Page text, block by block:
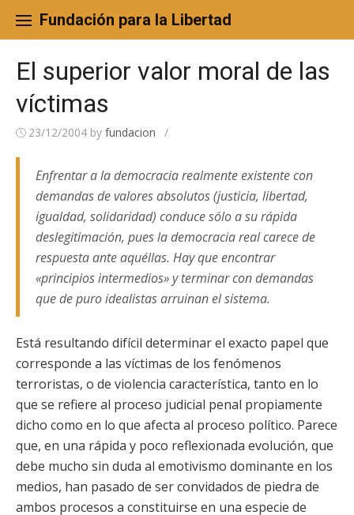
content
Fundación para la Libertad
El superior valor moral de las
víctimas
23/12/2004 by fundacion /
Enfrentar a la democracia realmente existente con
demandas de valores absolutos (justicia, libertad,
igualdad, solidaridad) conduce sólo a su rápida
deslegitimación, pues la democracia real carece de
respuesta ante aquéllas. Hay que encontrar
«principios intermedios» y terminar con demandas
que de puro idealistas arruinan el sistema.
Está resultando difícil determinar el exacto papel que
corresponde a las víctimas de los fenómenos
terroristas, o de violencia característica, tanto en lo
que se refiere al proceso judicial penal propiamente
dicho como en lo que afecta al proceso político. Parece
que, en una rápida y poco reflexionada evolución, que
debe mucho sin duda al emotivismo dominante en los
medios, han pasado de ser convidados de piedra de
ambos procesos a constituirse en una especie de